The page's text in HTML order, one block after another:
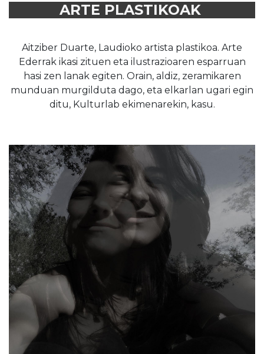
ARTE PLASTIKOAK
Aitziber Duarte, Laudioko artista plastikoa. Arte
Ederrak ikasi zituen eta ilustrazioaren esparruan
hasi zen lanak egiten. Orain, aldiz, zeramikaren
munduan murgilduta dago, eta elkarlan ugari egin
ditu, Kulturlab ekimenarekin, kasu.